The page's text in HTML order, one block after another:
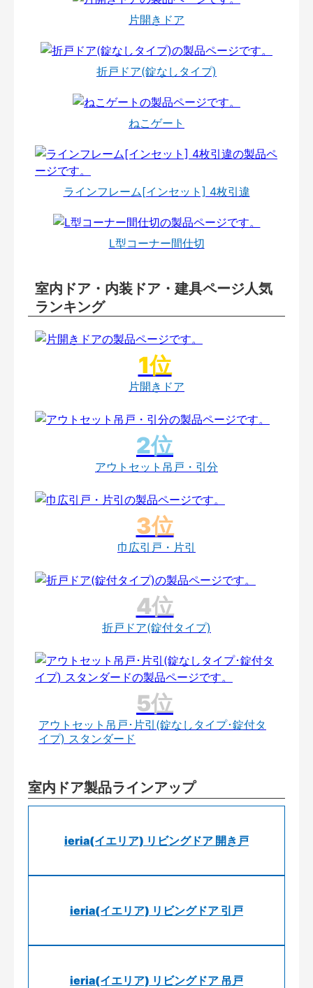
片開きドア
折戸ドア(錠なしタイプ)
ねこゲート
ラインフレーム[インセット] 4枚引違
L型コーナー間仕切
室内ドア・内装ドア・建具ページ人気
ランキング
片開きドア
アウトセット吊戸・引分
巾広引戸・片引
折戸ドア(錠付タイプ)
アウトセット吊戸･片引(錠なしタイプ･錠付タ
イプ) スタンダード
室内ドア製品ラインアップ
ieria(イエリア) リビングドア 開き戸
ieria(イエリア) リビングドア 引戸
ieria(イエリア) リビングドア 吊戸